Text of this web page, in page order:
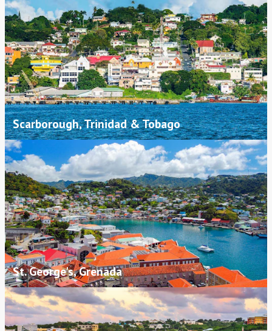
Scarborough, Trinidad & Tobago
St. George's, Grenada